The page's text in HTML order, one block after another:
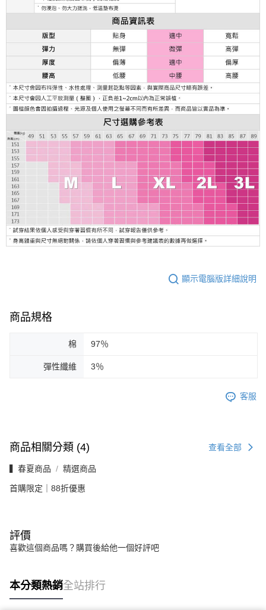
顯示電腦版詳細說明
商品規格
棉 97％
彈性纖維 3％
客服
商品相關分類 (4) 查看全部
▍春夏商品 精選商品
首購限定｜88折優惠
評價
喜歡這個商品嗎？購買後給他一個好評吧
本分類熱銷全站排行